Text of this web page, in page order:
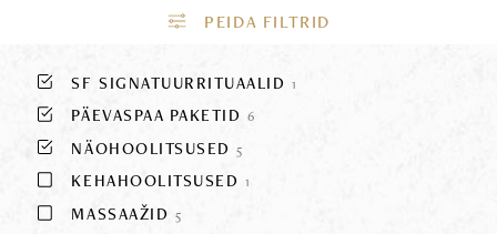
SF SIGNATUURRITUAALID 1
PÄEVASPAA PAKETID 6
NÄOHOOLITSUSED5
KEHAHOOLITSUSED 1
MASSAAŽID 5